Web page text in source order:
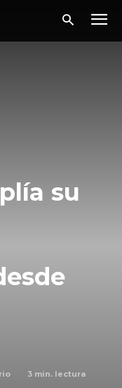
su
3 min. lectura